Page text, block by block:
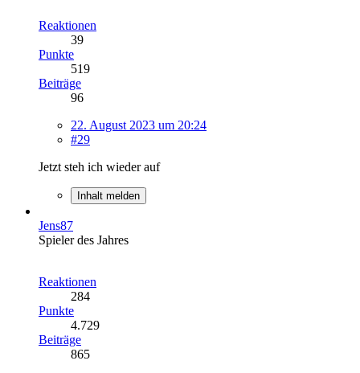
Reaktionen
39
Punkte
519
Beiträge
96
22. August 2023 um 20:24
#29
Jetzt steh ich wieder auf
Inhalt melden
Jens87
Spieler des Jahres
Reaktionen
284
Punkte
4.729
Beiträge
865